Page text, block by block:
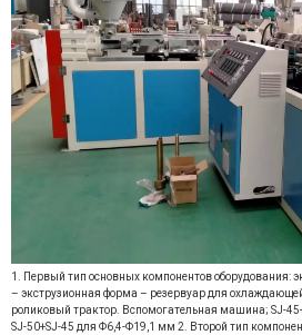
1. Первый тип основных компонентов оборудования:
– экструзионная форма – резервуар для
роликовый трактор. Вспомогательная машина; SJ-
SJ-50+SJ-45 для Φ6,4-Φ19,1 мм 2. Второй тип